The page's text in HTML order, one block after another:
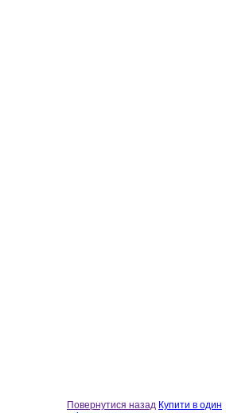
Повернутися назад Купити в один